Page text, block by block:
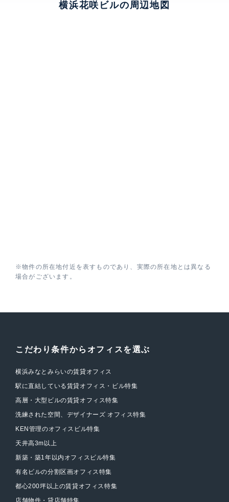
横浜花咲ビルの周辺地図
※物件の所在地付近を表すものであり、実際の所在地とは異なる
場合がございます。
こだわり条件からオフィスを選ぶ
横浜みなとみらいの賃貸オフィス
駅に直結している賃貸オフィス・ビル特集
高層・大型ビルの賃貸オフィス特集
洗練された空間、デザイナーズ オフィス特集
KEN管理のオフィスビル特集
天井高3m以上
新築・築1年以内オフィスビル特集
有名ビルの分割区画オフィス特集
都心200坪以上の賃貸オフィス特集
店舗物件・貸店舗特集